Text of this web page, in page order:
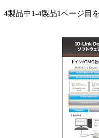
4製品中1-4製品1ページ目